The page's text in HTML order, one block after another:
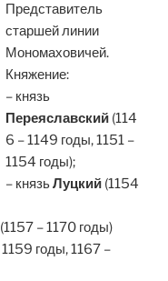
Представитель
старшей линии
Мономаховичей.
Княжение:
– князь
Переяславский(114
6 – 1149 годы, 1151 –
1154 годы);
– князьЛуцкий(1154
(1157 – 1170 годы)
годы, 1167 –